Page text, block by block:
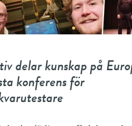
i
delar kunskap på
konferens för